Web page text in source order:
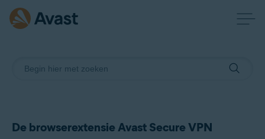
De browserextensie Avast Secure VPN